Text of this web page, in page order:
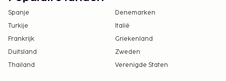
Spanje
Denemarken
Turkije
Italië
Frankrijk
Griekenland
Duitsland
Zweden
Thailand
Verenigde Staten